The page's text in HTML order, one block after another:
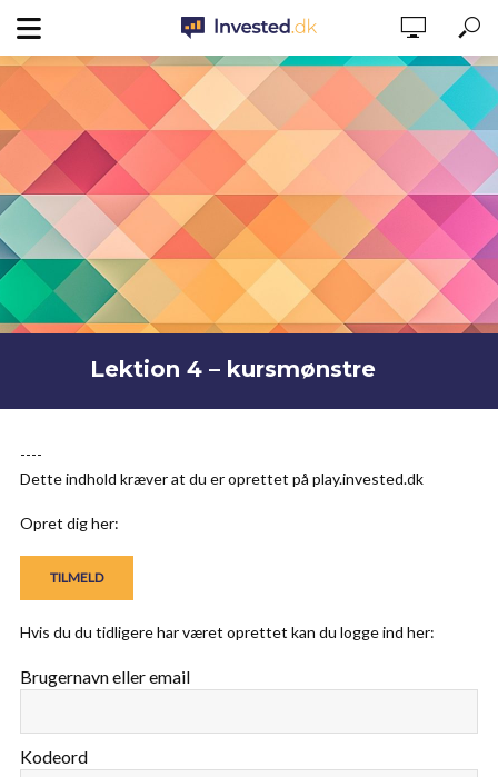
Lektion 4 – kursmønstre
----
Dette indhold kræver at du er oprettet på play.invested.dk
Opret dig her:
Hvis du du tidligere har været oprettet kan du logge ind her:
Brugernavn eller email
Kodeord